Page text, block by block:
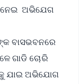
ନେଇ ଅଭିଯେଗ
ବାସଭବନରେ
ଗାଡି ଚୋରି
ଯାଇ ଅଭିଯୋଗ